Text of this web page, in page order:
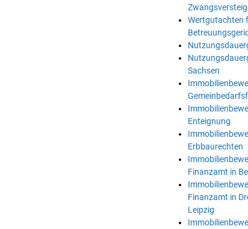
Wertgutachten
Sachsen
Enteignung
Erbbaurechten
Finanzamt in
Finanzamt in
Leipzig